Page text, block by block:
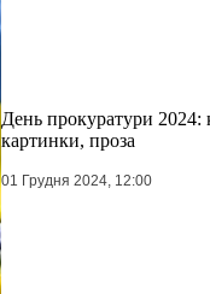
День прокуратури 2024:
картинки, проза
01 Грудня 2024, 12:00